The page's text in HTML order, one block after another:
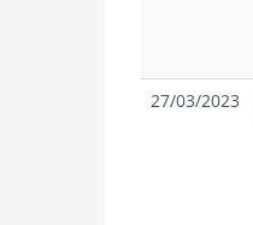
27/03/2023